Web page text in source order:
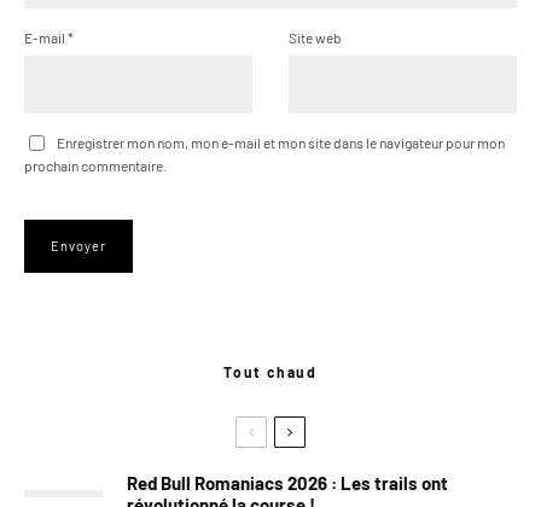
E-mail * Site web
Enregistrer mon nom, mon e-mail et mon site dans le navigateur pour mon
prochain commentaire.
Tout chaud
Red Bull Romaniacs 2026 : Les trails ont